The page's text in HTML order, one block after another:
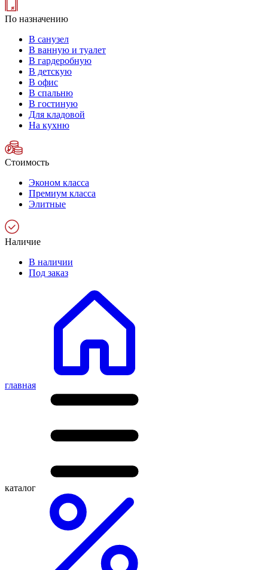
По назначению
В санузел
В ванную и туалет
В гардеробную
В детскую
В офис
В спальню
В гостиную
Для кладовой
На кухню
Стоимость
Эконом класса
Премиум класса
Элитные
Наличие
В наличии
Под заказ
главная
каталог